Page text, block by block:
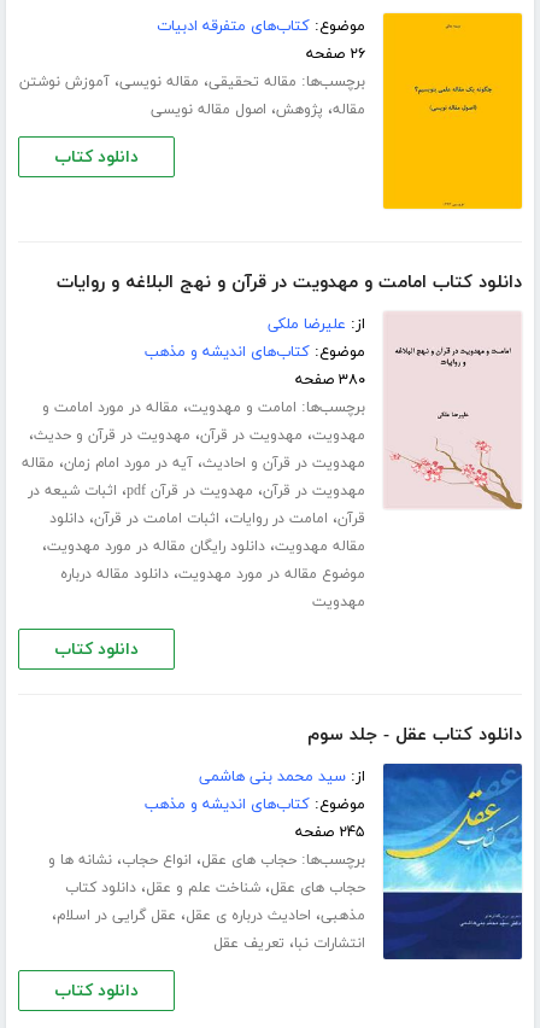
موضوع:کتاب‌های متفرقه ادبیات
۲۶ صفحه
برچسب‌ها: مقاله تحقیقی، مقاله نویسی،آموزش نوشتن
مقاله، پژوهش، اصول مقاله نویسی
دانلود کتاب
دانلود کتاب امامت و مهدویت در قرآن و نهج البلاغه و روایات
از: علیرضا ملکی
موضوع:کتاب‌های اندیشه و مذهب
۳۸۰ صفحه
برچسب‌ها: امامت و مهدویت، مقاله در مورد امامت و
مهدویت، مهدویت در قرآن، مهدویت در قرآن و حدیث،
مهدویت در قرآن و احادیث،آیه در مورد امام زمان، مقاله
مهدویت در قرآن، مهدویت در قرآن pdf ، اثبات شیعه در
قرآن، امامت در روایات، اثبات امامت در قرآن،دانلود
مقاله مهدویت،دانلود رایگان مقاله در مورد مهدویت،
موضوع مقاله در مورد مهدویت،دانلود مقاله درباره
مهدویت
دانلود کتاب
دانلود کتاب عقل - جلد سوم
از:سید محمد بنی هاشمی
موضوع:کتاب‌های اندیشه و مذهب
۲۴۵ صفحه
برچسب‌ها:حجاب های عقل، انواع حجاب،نشانه ها و
حجاب های عقل،شناخت علم و عقل،دانلود کتاب
مذهبی، احادیث درباره ی عقل، عقل گرایی در اسلام،
انتشارات نبا، تعریف عقل
دانلود کتاب